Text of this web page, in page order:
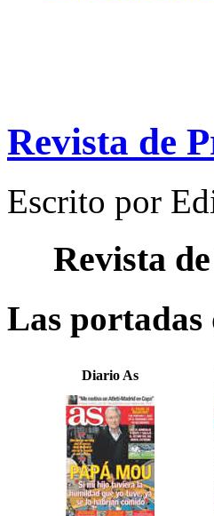
Revista de
Escrito por
Revista
Las portadas
Diario As